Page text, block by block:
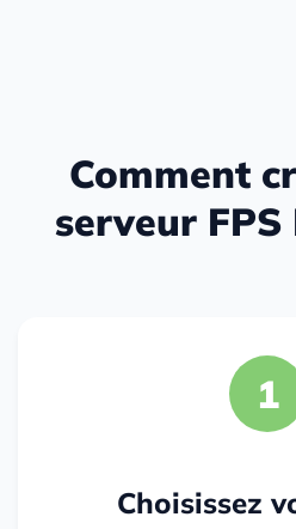
Comment
serveur FPS
1
Choisissez